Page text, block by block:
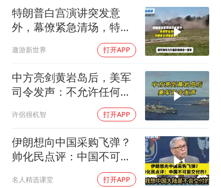
36岁男演员成景区NPC后人气爆棚
乐享全民健身 共筑健康中国
特朗普白宫演讲突发意
外，幕僚紧急清场，特朗
遨游新世界 打开APP
中方亮剑黄岩岛后，美军
司令发声：不允许任何国
许侶很机智 打开APP
伊朗想向中国采购飞弹？
帅化民点评：中国不可能
名人精选课堂 打开APP